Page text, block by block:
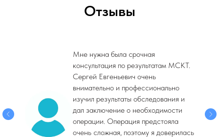
Отзывы
Мне нужна была срочная
консультация по результатам МСКТ.
Сергей Евгеньевич очень
внимательно и профессионально
изучил результаты обследования и
дал заключение о необходимости
операции. Операция предстояла
очень сложная, поэтому я доверилась